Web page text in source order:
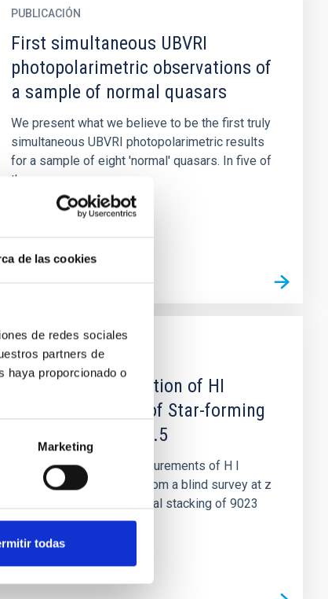
de las cookies
de redes sociales
partners de
haya proporcionado o
Marketing
todas
PUBLICACIÓN
First simultaneous UBVRI
photopolarimetric observations of
a sample of normal quasars
We present what we believe to be the first truly
simultaneous UBVRI photopolarimetric results
for a sample of eight 'normal' quasars. In five of
these quasars...
PUBLICACIÓN
MIGHTEE-HI: Evolution of HI
Scaling Relations of Star-forming
Galaxies at z &lt; 0.5
We present the first measurements of H I
galaxy scaling relations from a blind survey at z
> 0.15. We perform spectral stacking of 9023
spectra of star-forming...